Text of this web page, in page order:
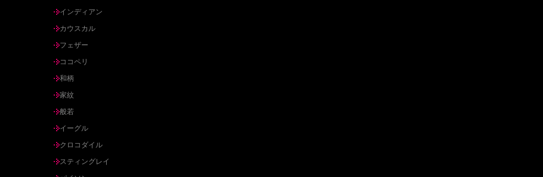
インディアン
カウスカル
フェザー
ココペリ
和柄
家紋
般若
イーグル
クロコダイル
スティングレイ